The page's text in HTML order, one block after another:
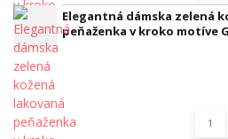
Elegantná dámska zelená
peňaženka v kroko motíve